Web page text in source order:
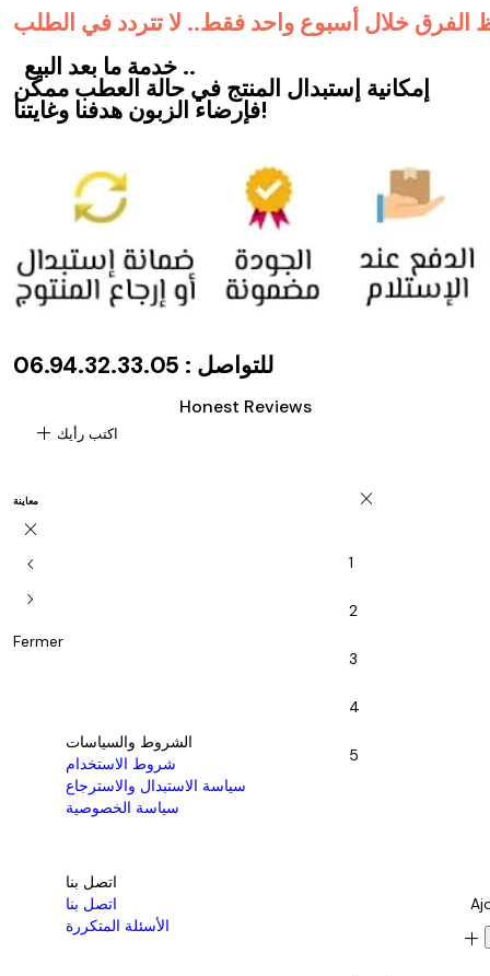
الفرق خلال أسبوع واحد فقط.. لا تتردد في الطلب
خدمة ما بعد البيع ..
إمكانية إستبدال المنتج في حالة العطب ممكن
فإرضاء الزبون هدفنا وغايتنا!
للتواصل : 06.94.32.33.05
Honest Reviews
add اكتب رأيك
close
1
2
3
4
5
add
معاينة
close
chevron_left
chevron_right
Fermer
الشروط والسياسات
شروط الاستخدام
سياسة الاستبدال والاسترجاع
سياسة الخصوصية
اتصل بنا
اتصل بنا
الأسئلة المتكررة